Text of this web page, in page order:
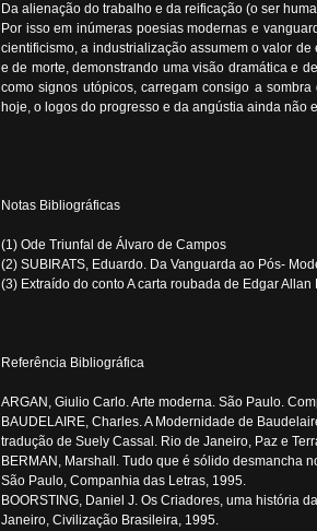
Da alienação do trabalho e da reificação (o ser
Por isso em inúmeras poesias modernas e
cientificismo, a industrialização assumem o valor
e de morte, demonstrando uma visão dramática e
como signos utópicos, carregam consigo a
hoje, o logos do progresso e da angústia ainda não
Notas Bibliográficas
(1) Ode Triunfal de Álvaro de Campos
(2) SUBIRATS, Eduardo. Da Vanguarda ao Pós-
(3) Extraído do conto A carta roubada de Edgar Allan
Referência Bibliográfica
ARGAN, Giulio Carlo. Arte moderna. São Paulo.
BAUDELAIRE, Charles. A Modernidade de
tradução de Suely Cassal. Rio de Janeiro, Paz e
BERMAN, Marshall. Tudo que é sólido desmancha
São Paulo, Companhia das Letras, 1995.
BOORSTING, Daniel J. Os Criadores, uma história
Janeiro, Civilização Brasileira, 1995.